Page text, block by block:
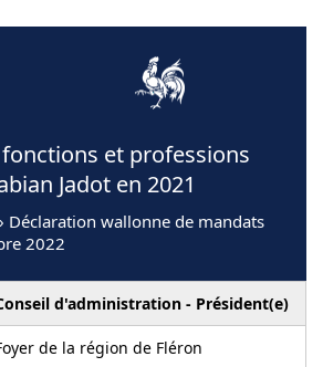
et professions
Jadot en 2021
Déclaration wallonne de mandats
2022
d'administration - Président(e)
de la région de Fléron